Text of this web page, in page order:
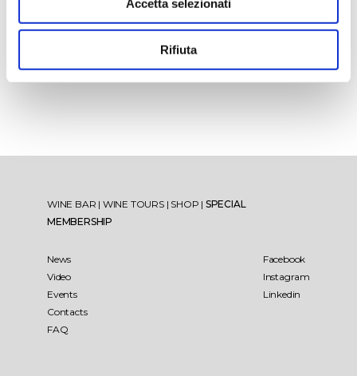
Accetta selezionati
Rifiuta
WINE BAR | WINE TOURS | SHOP | SPECIAL
MEMBERSHIP
News
Video
Events
Contacts
FAQ
Facebook
Instagram
Linkedin